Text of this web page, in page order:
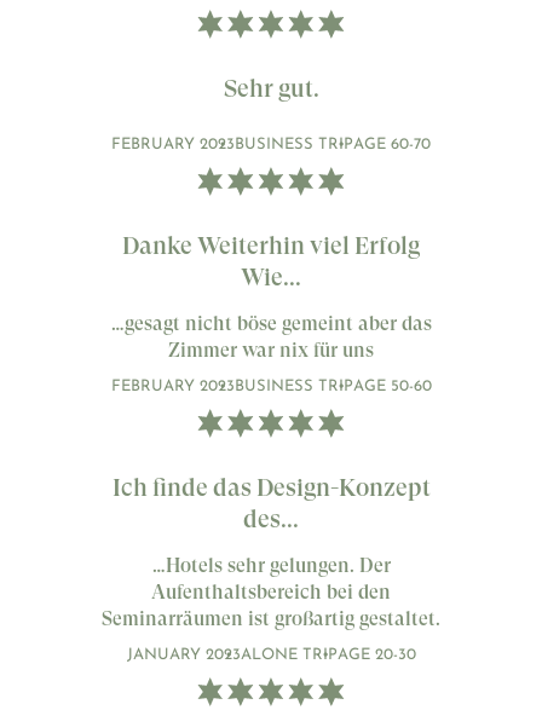
Sehr gut.
FEBRUARY 2023BUSINESS TRIPAGE 60-70
Danke Weiterhin viel Erfolg
Wie...
…gesagt nicht böse gemeint aber das
Zimmer war nix für uns
FEBRUARY 2023BUSINESS TRIPAGE 50-60
Ich finde das Design-Konzept
des...
…Hotels sehr gelungen. Der
Aufenthaltsbereich bei den
Seminarräumen ist großartig gestaltet.
JANUARY 2023ALONE TRIPAGE 20-30